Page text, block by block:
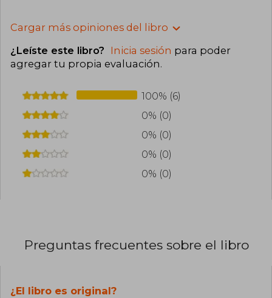
Cargar más opiniones del libro
¿Leíste este libro? Inicia sesión para poder
agregar tu propia evaluación.
100% (6)
0% (0)
0% (0)
0% (0)
0% (0)
Preguntas frecuentes sobre el libro
¿El libro es original?